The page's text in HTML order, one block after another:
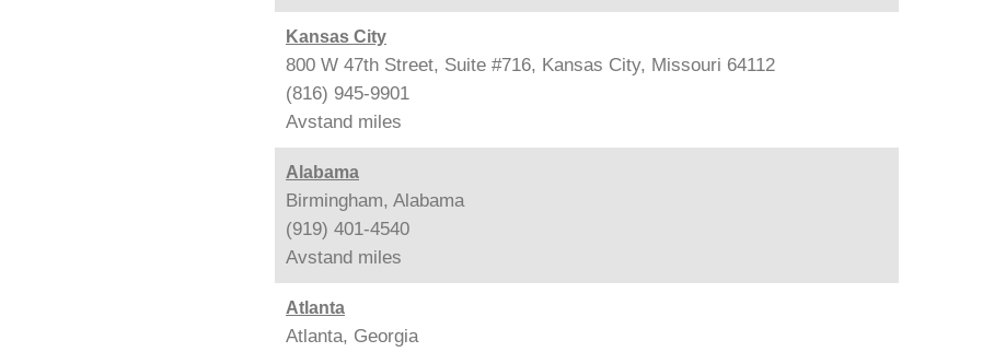
Kansas City
800 W 47th Street, Suite #716, Kansas City, Missouri 64112
(816) 945-9901
Avstand miles
Alabama
Birmingham, Alabama
(919) 401-4540
Avstand miles
Atlanta
Atlanta, Georgia